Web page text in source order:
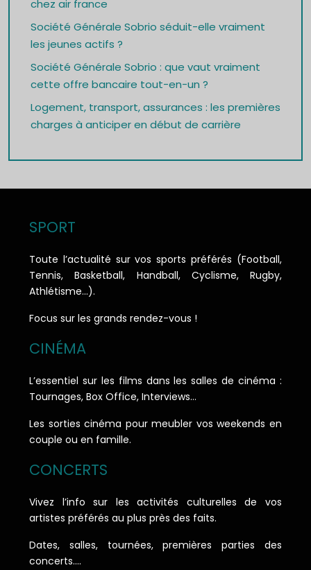
chez air france
Société Générale Sobrio séduit-elle vraiment
les jeunes actifs ?
Société Générale Sobrio : que vaut vraiment
cette offre bancaire tout-en-un ?
Logement, transport, assurances : les premières
charges à anticiper en début de carrière
SPORT
Toute l’actualité sur vos sports préférés (Football,
Tennis, Basketball, Handball, Cyclisme, Rugby,
Athlétisme…).
Focus sur les grands rendez-vous !
CINÉMA
L’essentiel sur les films dans les salles de cinéma :
Tournages, Box Office, Interviews…
Les sorties cinéma pour meubler vos weekends en
couple ou en famille.
CONCERTS
Vivez l’info sur les activités culturelles de vos
artistes préférés au plus près des faits.
Dates, salles, tournées, premières parties des
concerts….